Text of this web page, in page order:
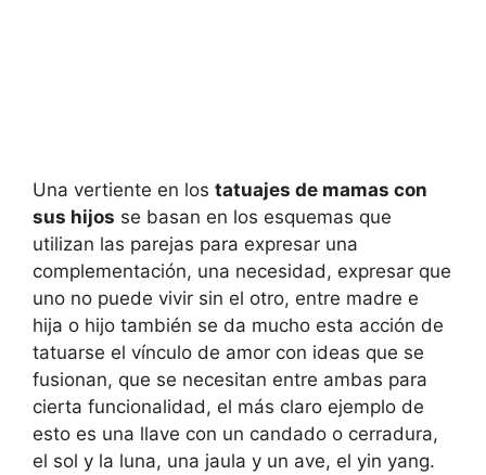
Una vertiente en los tatuajes de mamas con
sus hijos se basan en los esquemas que
utilizan las parejas para expresar una
complementación, una necesidad, expresar que
uno no puede vivir sin el otro, entre madre e
hija o hijo también se da mucho esta acción de
tatuarse el vínculo de amor con ideas que se
fusionan, que se necesitan entre ambas para
cierta funcionalidad, el más claro ejemplo de
esto es una llave con un candado o cerradura,
el sol y la luna, una jaula y un ave, el yin yang.